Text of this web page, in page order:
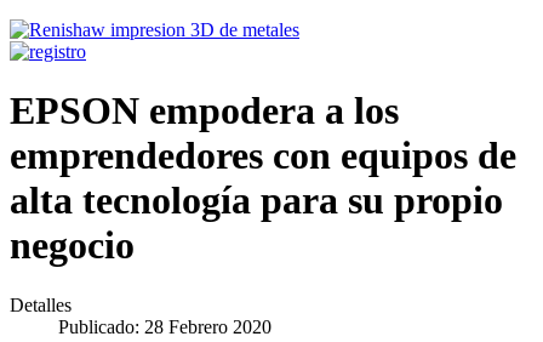
EPSON empodera a los
emprendedores con equipos de
alta tecnología para su propio
negocio
Detalles
Publicado: 28 Febrero 2020